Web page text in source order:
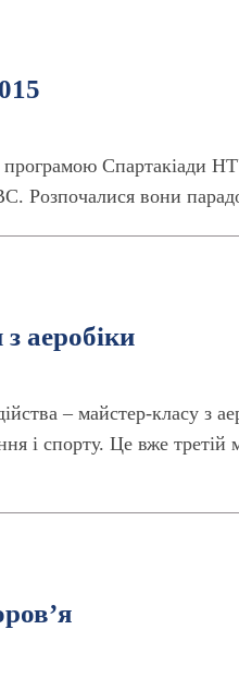
програмою Спартакіади
Розпочалися вони
аеробіки
– майстер-класу з
і спорту. Це вже третій